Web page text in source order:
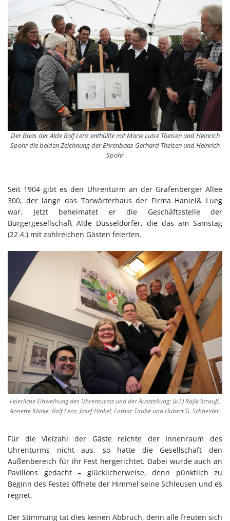
Der Baas der Alde Rolf Lenz enthüllte mit Marie Luise Theisen und Heinrich
Spohr die beiden Zeichnung der Ehrenbaas Gerhard Theisen und Heinrich
Spohr
Seit 1904 gibt es den Uhrenturm an der Grafenberger Allee
300, der lange das Torwärterhaus der Firma Haniel& Lueg
war. Jetzt beheimatet er die Geschäftsstelle der
Bürgergesellschaft Alde Düsseldorfer, die das am Samstag
(22.4.) mit zahlreichen Gästen feierten.
Feierliche Einweihung des Uhrenturms und der Ausstellung: (v.l.) Rajiv Strauß,
Annette Klinke, Rolf Lenz, Josef Hinkel, Lothar Taube und Hubert G. Schneider
Für die Vielzahl der Gäste reichte der Innenraum des
Uhrenturms nicht aus, so hatte die Gesellschaft den
Außenbereich für ihr Fest hergerichtet. Dabei wurde auch an
Pavillons gedacht – glücklicherweise, denn pünktlich zu
Beginn des Festes öffnete der Himmel seine Schleusen und es
regnet.
Der Stimmung tat dies keinen Abbruch, denn alle freuten sich